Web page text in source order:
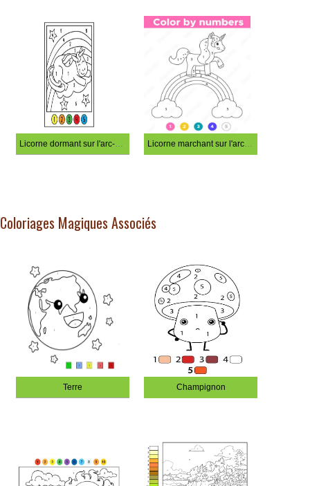
Licorne dormant sur l'arc-en-ciel coloré par numéro. Licorne marchant sur l'arc-en-ciel couleur par numéro
Coloriages Magiques Associés
Terre Champignon